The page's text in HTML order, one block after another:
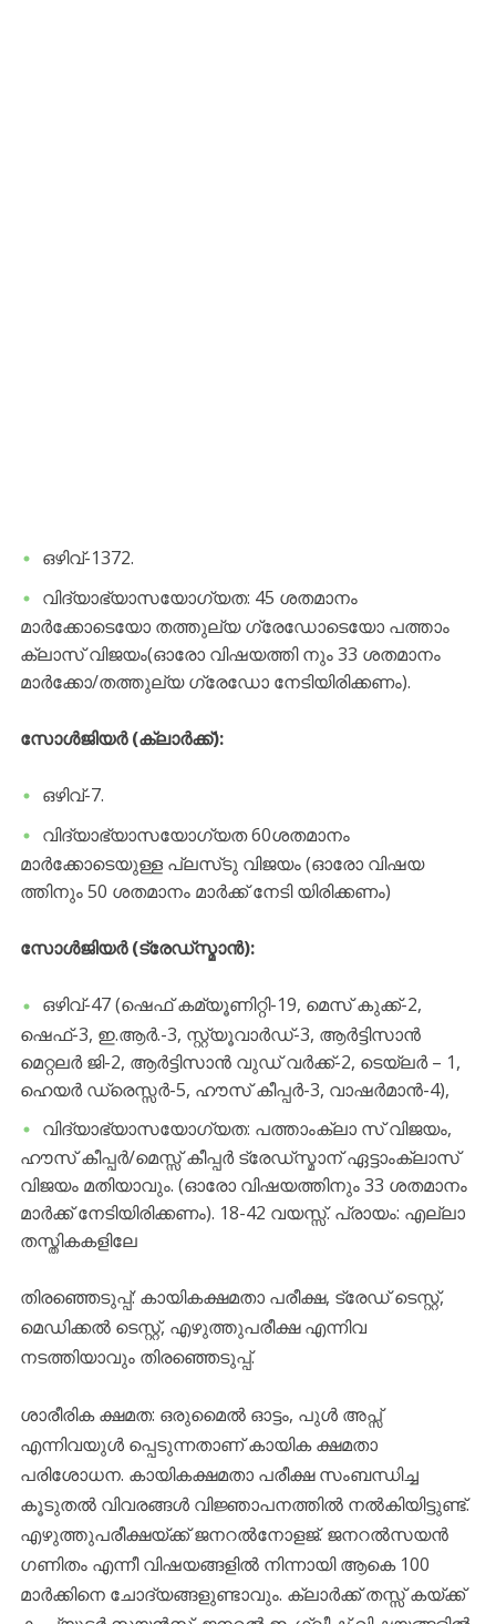
ഒഴിവ്-1372.
വിദ്യാഭ്യാസയോഗ്യത: 45 ശതമാനം
മാർക്കോടെയോ തത്തുല്യ ഗ്രേഡോടെയോ പത്താം
ക്ലാസ് വിജയം(ഓരോ വിഷയത്തി നും 33 ശതമാനം
മാർക്കോ/തത്തുല്യ ഗ്രേഡോ നേടിയിരിക്കണം).
സോൾജിയർ (ക്ലാർക്ക്):
ഒഴിവ്-7.
വിദ്യാഭ്യാസയോഗ്യത 60ശതമാനം
മാർക്കോടെയുള്ള പ്ലസ്‌ടു വിജയം (ഓരോ വിഷയ
ത്തിനും 50 ശതമാനം മാർക്ക് നേടി യിരിക്കണം)
സോൾജിയർ (ട്രേഡ്‌സ്മാൻ):
ഒഴിവ്-47 (ഷെഫ് കമ്യൂണിറ്റി-19, മെസ് കുക്ക്-2,
ഷെഫ്-3, ഇ.ആർ.-3, സ്റ്റ്യൂവാർഡ്-3, ആർട്ടിസാൻ
മെറ്റലർ ജി-2, ആർട്ടിസാൻ വുഡ് വർക്ക്-2, ടെയ്‌ലർ – 1,
ഹെയർ ഡ്രെസ്സർ-5, ഹൗസ് കീപ്പർ-3, വാഷർമാൻ-4),
വിദ്യാഭ്യാസയോഗ്യത: പത്താംക്ലാ സ് വിജയം,
ഹൗസ് കീപ്പർ/മെസ്സ് കീപ്പർ ട്രേഡ്സ്മാന് ഏട്ടാംക്ലാസ്
വിജയം മതിയാവും. (ഓരോ വിഷയത്തിനും 33 ശതമാനം
മാർക്ക് നേടിയിരിക്കണം). 18-42 വയസ്സ്. പ്രായം: എല്ലാ
തസ്തികകളിലേ
തിരഞ്ഞെടുപ്പ്: കായികക്ഷമതാ പരീക്ഷ, ട്രേഡ് ടെസ്റ്റ്,
മെഡിക്കൽ ടെസ്റ്റ്, എഴുത്തുപരീക്ഷ എന്നിവ
നടത്തിയാവും തിരഞ്ഞെടുപ്പ്.
ശാരീരിക ക്ഷമത: ഒരുമൈൽ ഓട്ടം, പുൾ അപ്സ്
എന്നിവയുൾ പ്പെടുന്നതാണ് കായിക ക്ഷമതാ
പരിശോധന. കായികക്ഷമതാ പരീക്ഷ സംബന്ധിച്ച
കൂടുതൽ വിവരങ്ങൾ വിജ്ഞാപനത്തിൽ നൽകിയിട്ടുണ്ട്.
എഴുത്തുപരീക്ഷയ്ക്ക് ജനറൽനോളജ്. ജനറൽസയൻ
ഗണിതം എന്നീ വിഷയങ്ങളിൽ നിന്നായി ആകെ 100
മാർക്കിനെ ചോദ്യങ്ങളുണ്ടാവും. ക്ലാർക്ക് തസ്സ് കയ്ക്ക്